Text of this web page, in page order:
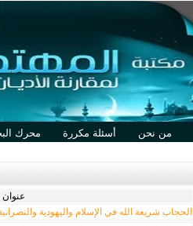
من نحن أسئلة مكررة محرك
عنوان
الحجاب شريعة الله في الإسلام واليهودية